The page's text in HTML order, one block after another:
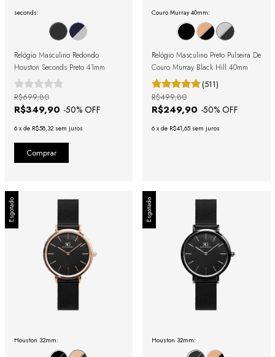
seconds:
Relógio Masculino Redondo
Houston Seconds Preto 41mm
R$349,90 -50% OFF
R$699,80
6 x de R$58,32 sem juros
Couro Murray 40mm:
Relógio Masculino Preto Pulseira De
Couro Murray Black Hill 40mm
(511)
R$249,90 -50% OFF
R$499,80
6 x de R$41,65 sem juros
Esgotado
Houston 32mm:
Esgotado
Houston 32mm: